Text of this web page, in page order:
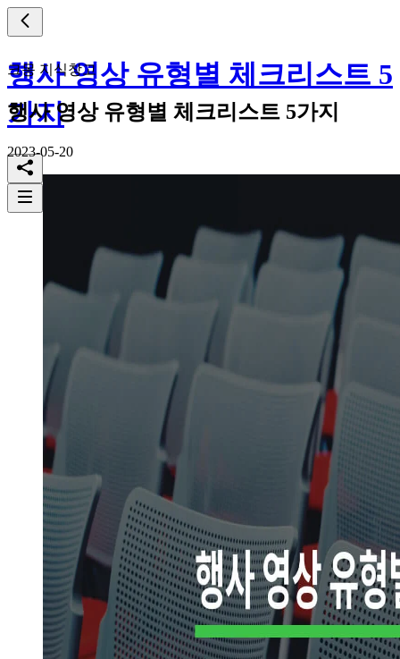
행사 영상 유형별 체크리스트 5
가지
크몽 지식창고
행사 영상 유형별 체크리스트 5가지
2023-05-20